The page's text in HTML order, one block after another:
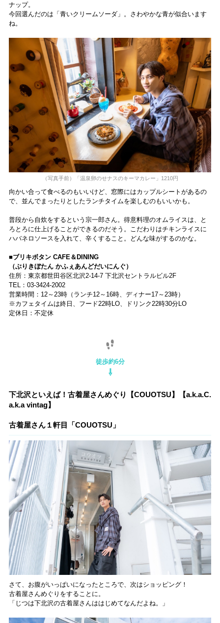
ナップ。
今回選んだのは「青いクリームソーダ」。さわやかな青が似合います
ね。
（写真手前）「温泉卵のせナスのキーマカレー」1210円
向かい合って食べるのもいいけど、窓際にはカップルシートがあるの
で、並んでまったりとしたランチタイムを楽しむのもいいかも。
普段から自炊をするという宗一郎さん。得意料理のオムライスは、と
ろとろに仕上げることができるのだそう。こだわりはチキンライスに
ハバネロソースを入れて、辛くすること。どんな味がするのかな。
■ブリキボタン CAFE＆DINING
（ぶりきぼたん かふぇあんどだいにんぐ）
住所：東京都世田谷区北沢2-14-7 下北沢セントラルビル2F
TEL：03-3424-2002
営業時間：12～23時（ランチ12～16時、ディナー17～23時）
※カフェタイムは終日、フード22時LO、ドリンク22時30分LO
定休日：不定休
徒歩約6分
⇩
下北沢といえば！古着屋さんめぐり【COUOTSU】【a.k.a.C.
a.k.a vintag】
古着屋さん１軒目「COUOTSU」
さて、お腹がいっぱいになったところで、次はショッピング！
古着屋さんめぐりをすることに。
「じつは下北沢の古着屋さんははじめてなんだよね。」